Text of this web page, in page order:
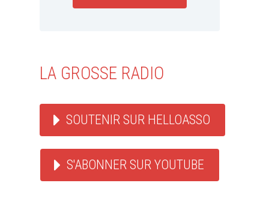
LA GROSSE RADIO
SOUTENIR SUR HELLOASSO
S'ABONNER SUR YOUTUBE